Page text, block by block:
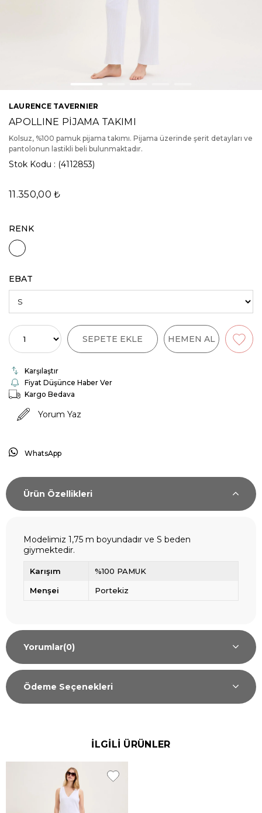
LAURENCE TAVERNIER
APOLLINE PİJAMA TAKIMI
Kolsuz, %100 pamuk pijama takımı. Pijama üzerinde şerit detayları ve
pantolonun lastikli beli bulunmaktadır.
Stok Kodu (4112853)
11.350,00 ₺
RENK
EBAT
Karşılaştır
Fiyat Düşünce Haber Ver
Kargo Bedava
Yorum Yaz
WhatsApp
Ürün Özellikleri
Modelimiz 1,75 m boyundadır ve S beden
giymektedir.
Karışım %100 PAMUK
Menşei Portekiz
Yorumlar(0)
Ödeme Seçenekleri
İLGİLİ ÜRÜNLER